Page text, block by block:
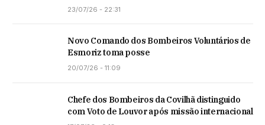
23/07/26 - 22:31
Novo Comando dos Bombeiros Voluntários de
Esmoriz toma posse
20/07/26 - 11:09
Chefe dos Bombeiros da Covilhã distinguido
com Voto de Louvor após missão internacional